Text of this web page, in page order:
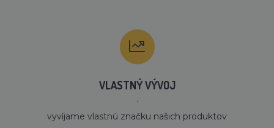
VLASTNÝ VÝVOJ
´
vyvíjame vlastnú značku našich produktov